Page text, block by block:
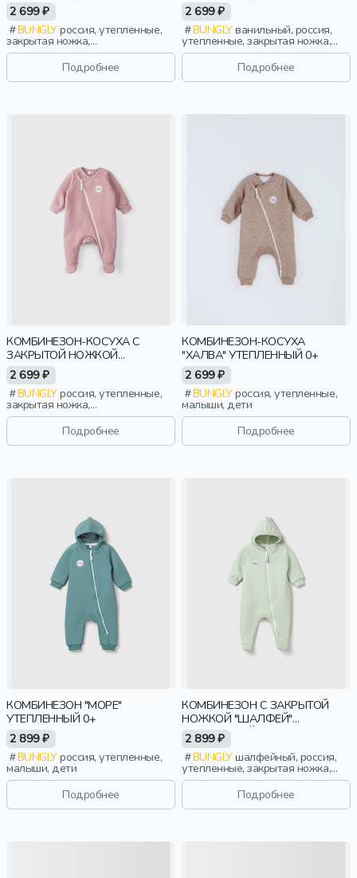
УТЕПЛЕННЫЙ 0+
2 699 ₽
BUNGLYроссия, утепленные,
закрытая ножка,
новорожденные, дети
Подробнее
"ВАНИЛЬНЫЙ ПУДИНГ"
УТЕПЛЕННЫЙ 0+
2 699 ₽
BUNGLYванильный, россия,
утепленные, закрытая ножка,
новорожденные, дети
Подробнее
КОМБИНЕЗОН-КОСУХА С
ЗАКРЫТОЙ НОЖКОЙ
"ДЫМЧАТАЯ РОЗА"
УТЕПЛЕННЫЙ 0+
2 699 ₽
BUNGLYроссия, утепленные,
закрытая ножка,
новорожденные, дети
Подробнее
КОМБИНЕЗОН-КОСУХА
"ХАЛВА" УТЕПЛЕННЫЙ 0+
2 699 ₽
BUNGLYроссия, утепленные,
малыши, дети
Подробнее
КОМБИНЕЗОН "МОРЕ"
УТЕПЛЕННЫЙ 0+
2 899 ₽
BUNGLYроссия, утепленные,
малыши, дети
Подробнее
КОМБИНЕЗОН С ЗАКРЫТОЙ
НОЖКОЙ "ШАЛФЕЙ"
УТЕПЛЕННЫЙ 0+
2 899 ₽
BUNGLYшалфейный, россия,
утепленные, закрытая ножка,
новорожденные, дети
Подробнее